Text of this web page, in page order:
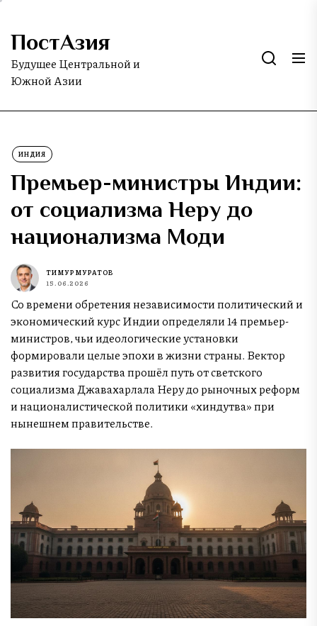
Skip
the
content
ПостАзия
Будущее Центральной и
Южной Азии
ИНДИЯ
Премьер-министры Индии:
от социализма Неру до
национализма Моди
ТИМУР МУРАТОВ
15.06.2026
Со времени обретения независимости политический и
экономический курс Индии определяли 14 премьер-
министров, чьи идеологические установки
формировали целые эпохи в жизни страны. Вектор
развития государства прошёл путь от светского
социализма Джавахарлала Неру до рыночных реформ
и националистической политики «хиндутва» при
нынешнем правительстве.